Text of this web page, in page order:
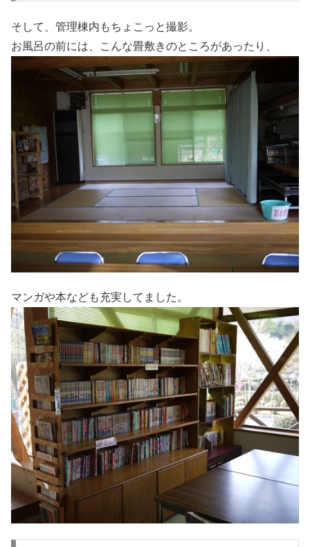
そして、管理棟内もちょこっと撮影。
お風呂の前には、こんな畳敷きのところがあったり、
マンガや本なども充実してました。